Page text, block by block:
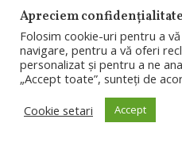
08
AUGUST 7, 2026
Bărbatul care a
Apreciem
Folosim cookie-uri pentru a
navigare, pentru a vă oferi
personalizat și pentru a ne
„Accept toate”, sunteți de
Cookie setari
Accept